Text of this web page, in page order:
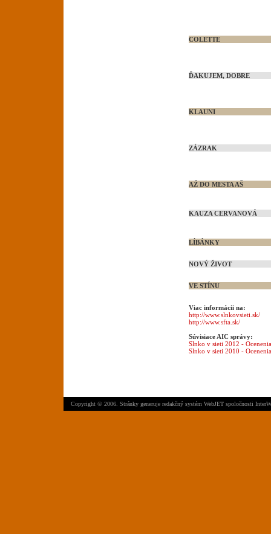
COLETTE
ĎAKUJEM, DOBRE
KLAUNI
ZÁZRAK
AŽ DO MESTA AŠ
KAUZA CERVANOVÁ
LÍBÁNKY
NOVÝ ŽIVOT
VE STÍNU
Viac informácii na:
http://www.slnkovsieti.sk/
http://www.sfta.sk/
Súvisiace AIC správy:
Slnko v sieti 2012 - Ocenenia
Slnko v sieti 2010 - Ocenenia
Copyright © 2006. Stránky generuje redakčný systém WebJET spoločnosti